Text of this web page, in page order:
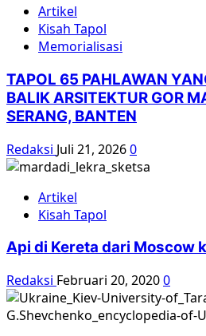
Artikel
Kisah Tapol
Memorialisasi
TAPOL 65 PAHLAWAN
BALIK ARSITEKTUR GOR
SERANG, BANTEN
Redaksi Juli 21, 20260
Artikel
Kisah Tapol
Api di Kereta dari Moscow
Redaksi Februari 20, 20200